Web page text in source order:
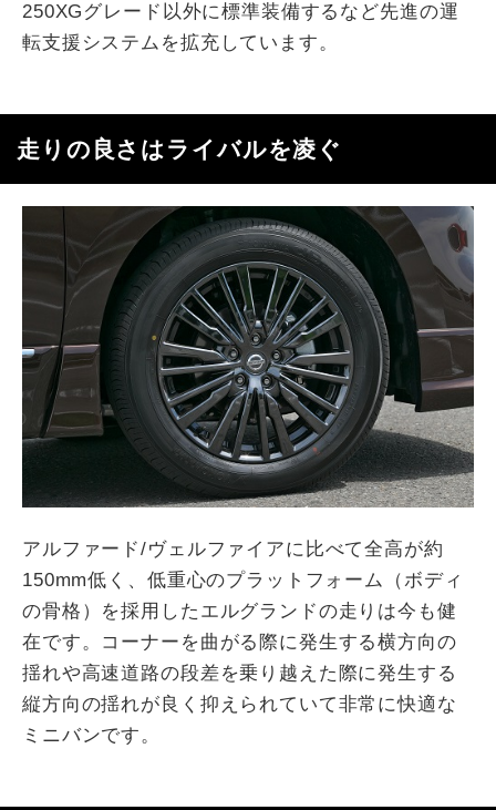
250XGグレード以外に標準装備するなど先進の運
転支援システムを拡充しています。
走りの良さはライバルを凌ぐ
アルファード/ヴェルファイアに比べて全高が約
150mm低く、低重心のプラットフォーム（ボディ
の骨格）を採用したエルグランドの走りは今も健
在です。コーナーを曲がる際に発生する横方向の
揺れや高速道路の段差を乗り越えた際に発生する
縦方向の揺れが良く抑えられていて非常に快適な
ミニバンです。